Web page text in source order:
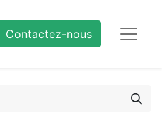
Contactez-nous